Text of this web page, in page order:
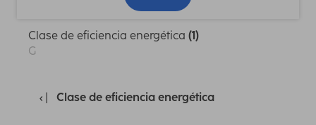
Clase de eficiencia energética (1)
G
Clase de eficiencia energética